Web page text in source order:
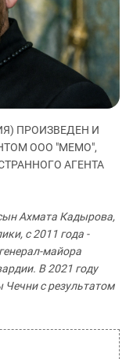
В ЧЕЧНЕ
АКТИВИСТОВ
И ПРОТЕСТЫ
ПРОИЗВЕДЕН И
ООО "МЕМО",
АГЕНТА
Ахмата Кадырова,
с 2011 года -
майора
В 2021 году
с результатом